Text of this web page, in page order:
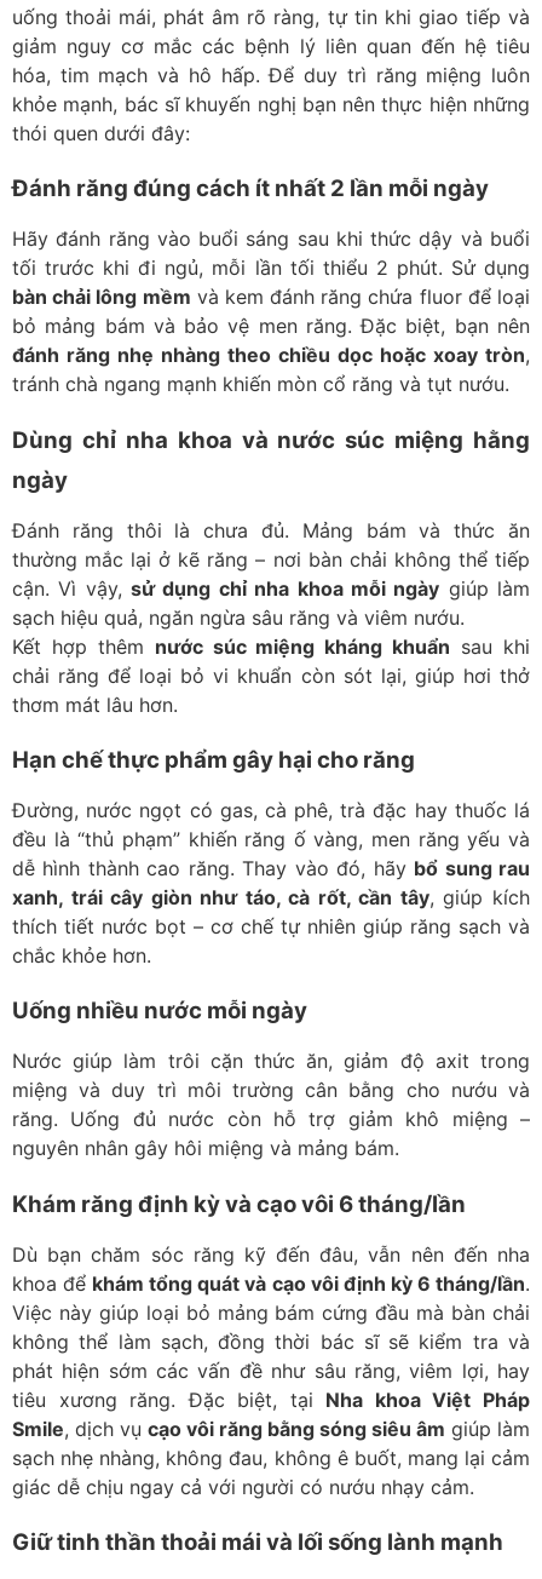
uống thoải mái, phát âm rõ ràng, tự tin khi giao tiếp và
giảm nguy cơ mắc các bệnh lý liên quan đến hệ tiêu
hóa, tim mạch và hô hấp. Để duy trì răng miệng luôn
khỏe mạnh, bác sĩ khuyến nghị bạn nên thực hiện những
thói quen dưới đây:
Đánh răng đúng cách ít nhất 2 lần mỗi ngày
Hãy đánh răng vào buổi sáng sau khi thức dậy và buổi
tối trước khi đi ngủ, mỗi lần tối thiểu 2 phút. Sử dụng
bàn chải lông mềm và kem đánh răng chứa fluor để loại
bỏ mảng bám và bảo vệ men răng. Đặc biệt, bạn nên
đánh răng nhẹ nhàng theo chiều dọc hoặc xoay tròn,
tránh chà ngang mạnh khiến mòn cổ răng và tụt nướu.
Dùng chỉ nha khoa và nước súc miệng hằng
ngày
Đánh răng thôi là chưa đủ. Mảng bám và thức ăn
thường mắc lại ở kẽ răng – nơi bàn chải không thể tiếp
cận. Vì vậy,sử dụng chỉ nha khoa mỗi ngày giúp làm
sạch hiệu quả, ngăn ngừa sâu răng và viêm nướu.
Kết hợp thêm nước súc miệng kháng khuẩn sau khi
chải răng để loại bỏ vi khuẩn còn sót lại, giúp hơi thở
thơm mát lâu hơn.
Hạn chế thực phẩm gây hại cho răng
Đường, nước ngọt có gas, cà phê, trà đặc hay thuốc lá
đều là “thủ phạm” khiến răng ố vàng, men răng yếu và
dễ hình thành cao răng. Thay vào đó, hãy bổ sung rau
xanh, trái cây giòn như táo, cà rốt, cần tây, giúp kích
thích tiết nước bọt – cơ chế tự nhiên giúp răng sạch và
chắc khỏe hơn.
Uống nhiều nước mỗi ngày
Nước giúp làm trôi cặn thức ăn, giảm độ axit trong
miệng và duy trì môi trường cân bằng cho nướu và
răng. Uống đủ nước còn hỗ trợ giảm khô miệng –
nguyên nhân gây hôi miệng và mảng bám.
Khám răng định kỳ và cạo vôi 6 tháng/lần
Dù bạn chăm sóc răng kỹ đến đâu, vẫn nên đến nha
khoa để khám tổng quát và cạo vôi định kỳ 6 tháng/lần.
Việc này giúp loại bỏ mảng bám cứng đầu mà bàn chải
không thể làm sạch, đồng thời bác sĩ sẽ kiểm tra và
phát hiện sớm các vấn đề như sâu răng, viêm lợi, hay
tiêu xương răng. Đặc biệt, tại Nha khoa Việt Pháp
Smile, dịch vụ cạo vôi răng bằng sóng siêu âm giúp làm
sạch nhẹ nhàng, không đau, không ê buốt, mang lại cảm
giác dễ chịu ngay cả với người có nướu nhạy cảm.
Giữ tinh thần thoải mái và lối sống lành mạnh